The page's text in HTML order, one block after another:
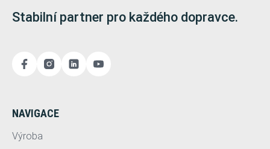
Stabilní partner pro každého dopravce.
NAVIGACE
Výroba